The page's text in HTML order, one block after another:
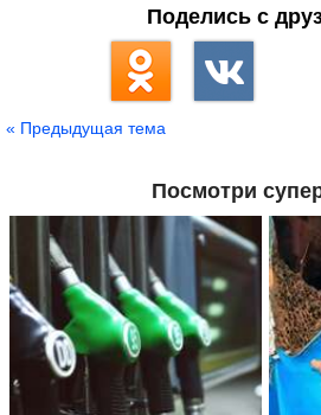
Поделись с
« Предыдущая тема
Посмотри